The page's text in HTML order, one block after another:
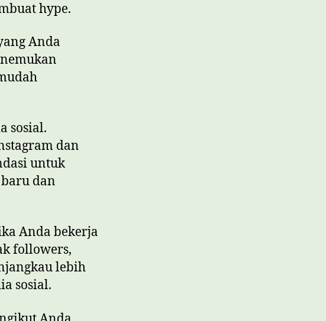
hype.
Anda
sosial.
dan
untuk
dan
Anda bekerja
followers,
lebih
sosial.